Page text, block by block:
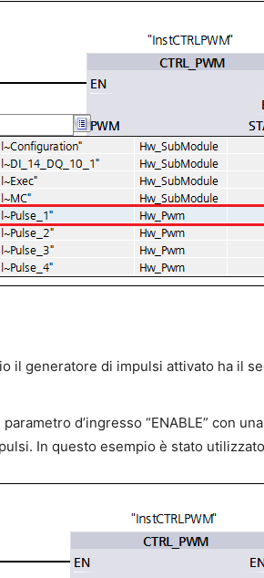
il generatore di impulsi attivato ha il
d’ingresso “ENABLE” con
In questo esempio è stato utilizzato